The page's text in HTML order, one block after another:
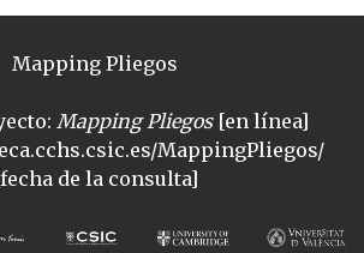
Mapping Pliegos
Mapping Pliegos[en línea]
MappingPliegos/
de la consulta]